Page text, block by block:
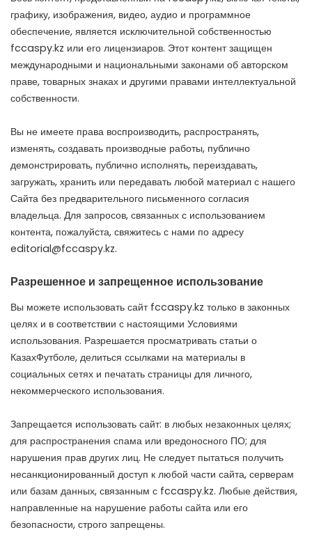
графику, изображения, видео, аудио и программное
обеспечение, является исключительной собственностью
fccaspy.kz или его лицензиаров. Этот контент защищен
международными и национальными законами об авторском
праве, товарных знаках и другими правами интеллектуальной
собственности.
Вы не имеете права воспроизводить, распространять,
изменять, создавать производные работы, публично
демонстрировать, публично исполнять, переиздавать,
загружать, хранить или передавать любой материал с нашего
Сайта без предварительного письменного согласия
владельца. Для запросов, связанных с использованием
контента, пожалуйста, свяжитесь с нами по адресу
editorial@fccaspy.kz.
Разрешенное и запрещенное использование
Вы можете использовать сайт fccaspy.kz только в законных
целях и в соответствии с настоящими Условиями
использования. Разрешается просматривать статьи о
КазахФутболе, делиться ссылками на материалы в
социальных сетях и печатать страницы для личного,
некоммерческого использования.
Запрещается использовать сайт: в любых незаконных целях;
для распространения спама или вредоносного ПО; для
нарушения прав других лиц. Не следует пытаться получить
несанкционированный доступ к любой части сайта, серверам
или базам данных, связанным с fccaspy.kz. Любые действия,
направленные на нарушение работы сайта или его
безопасности, строго запрещены.